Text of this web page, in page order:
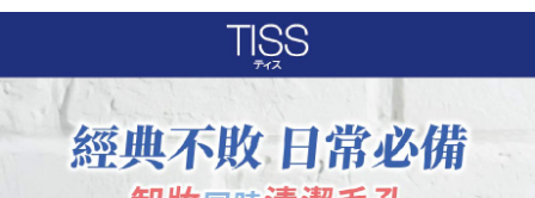
是否繳費成功／繳費後需取消欲退款等相關疑問，請聯繫「AFTEE先享後付
https://netprotections.freshdesk.com/support/home
【注意事項】
１．透過由恩沛科技股份有限公司提供之「AFTEE先享後付」服務完成之交
易，需依本服務之必要範圍內提供個人資料，並將交易相關給付款項請求債
權轉讓予恩沛科技股份有限公司。
２．關於個人資料處理事宜，請瀏覽以下網址：
https://aftee.tw/terms/#terms3
每筆NT$65，滿NT$490(含以上)免運費
7-11取貨付款
每筆NT$65，滿NT$490(含以上)免運費
付款後7-11取貨
每筆NT$65，滿NT$490(含以上)免運費